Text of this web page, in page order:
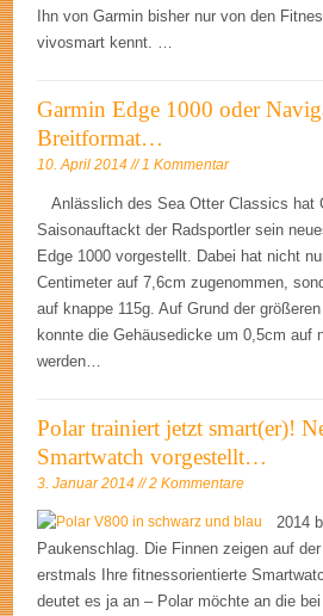
Ihn von Garmin bisher nur von den
vivosmart kennt. …
Garmin Edge 1000 oder
Breitformat…
10. April 2014 // 1 Kommentar
Anlässlich des Sea Otter Classics hat
Saisonauftackt der Radsportler sein
Edge 1000 vorgestellt. Dabei hat nicht
Centimeter auf 7,6cm zugenommen,
auf knappe 115g. Auf Grund der
konnte die Gehäusedicke um 0,5cm auf
werden…
Polar trainiert jetzt smart(er)!
Smartwatch vorgestellt…
3. Januar 2014 // 2 Kommentare
2014
Paukenschlag. Die Finnen zeigen auf
erstmals Ihre fitnessorientierte
deutet es ja an – Polar möchte an die